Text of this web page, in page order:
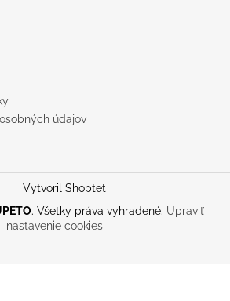
údajov
Vytvoril Shoptet
. Všetky práva vyhradené. Upraviť
nastavenie cookies